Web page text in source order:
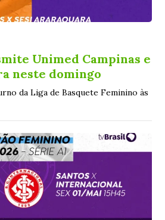
Unimed Campinas e
neste domingo
da Liga de Basquete Feminino às